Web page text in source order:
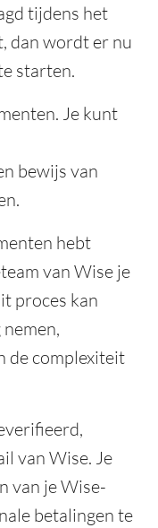
tijdens het
dan wordt er nu
starten.
Je kunt
bewijs van
hebt
van Wise je
proces kan
de complexiteit
van Wise. Je
van je Wise-
betalingen te